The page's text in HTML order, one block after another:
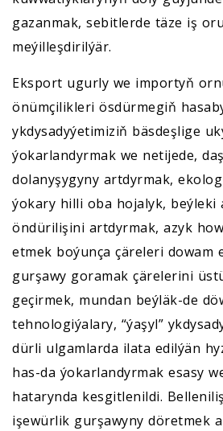
gazanmak, sebitlerde täze iş
meýilleşdirilýär.
Eksport ugurly we importyň
önümçilikleri ösdürmegiň
ykdysadyýetimiziň bäsdeşlige
ýokarlandyrmak we netijede,
dolanyşygyny artdyrmak,
ýokary hilli oba hojalyk, beýleki
öndürilişini artdyrmak, azyk
etmek boýunça çäreleri dowam
gurşawy goramak çärelerini
geçirmek, mundan beýläk-de
tehnologiýalary, “ýaşyl”
dürli ulgamlarda ilata edilýän
has-da ýokarlandyrmak esasy
hatarynda kesgitlenildi.
işewürlik gurşawyny döretmek